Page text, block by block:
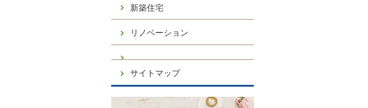
新築住宅
リノベーション
サイトマップ